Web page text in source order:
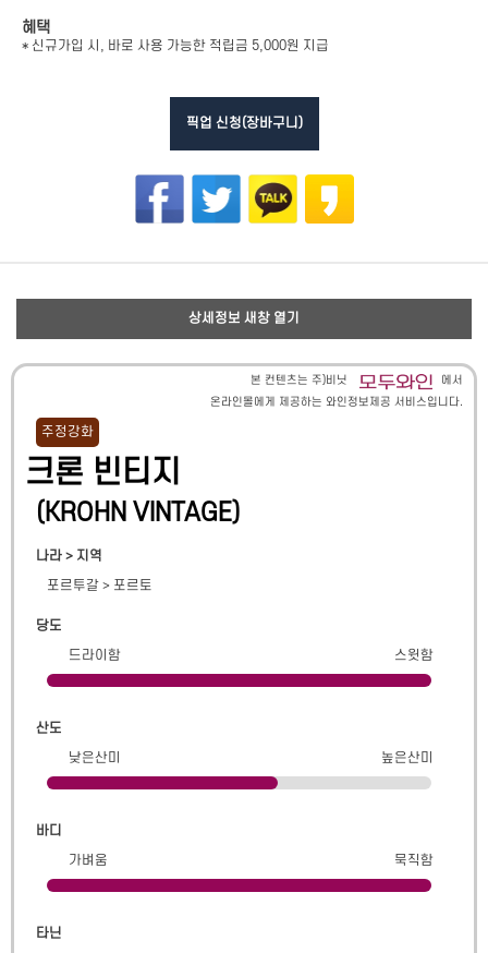
혜택
* 신규가입 시, 바로 사용 가능한 적립금 5,000원 지급
픽업 신청(장바구니)
상세정보 새창 열기
본 컨텐츠는 주)비닛
에서
온라인몰에게 제공하는 와인정보제공 서비스입니다.
주정강화
크론 빈티지
(KROHN VINTAGE)
나라 > 지역
포르투갈 > 포르토
당도
드라이함
스윗함
산도
낮은산미
높은산미
바디
가벼움
묵직함
타닌